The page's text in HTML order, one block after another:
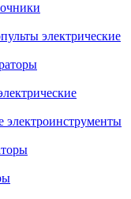
электрические
электроинструменты